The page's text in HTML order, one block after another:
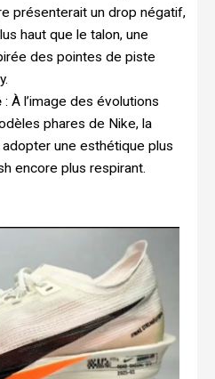
présenterait un drop négatif,
haut que le talon, une
des pointes de piste
: À l’image des évolutions
phares de Nike, la
une esthétique plus
encore plus respirant.